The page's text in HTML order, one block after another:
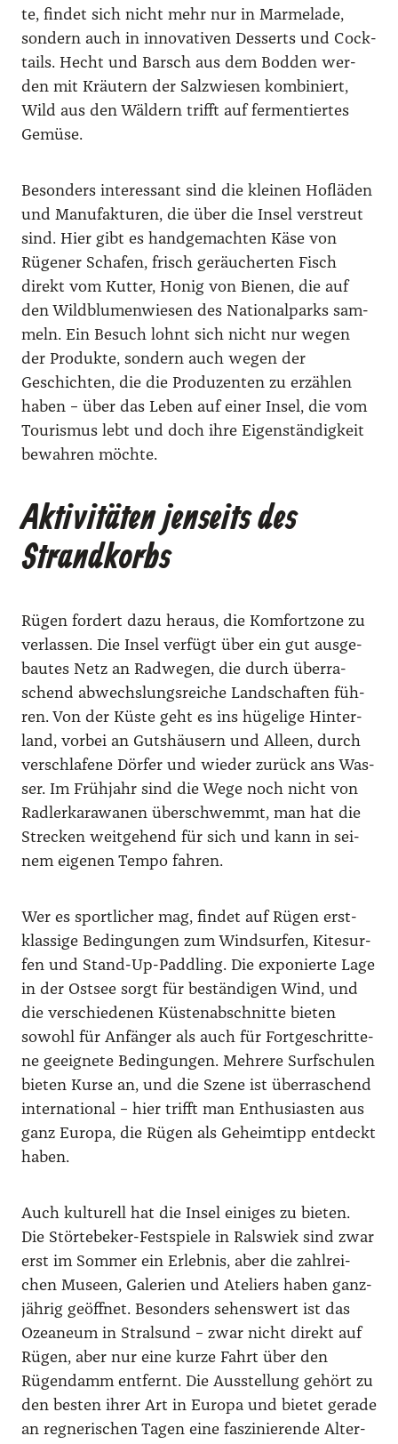
te, fin­det sich nicht mehr nur in Mar­me­la­de,
son­dern auch in inno­va­ti­ven Des­serts und Cock­
tails. Hecht und Barsch aus dem Bod­den wer­
den mit Kräu­tern der Salz­wie­sen kom­bi­niert,
Wild aus den Wäl­dern trifft auf fer­men­tier­tes
Gemü­se.
Beson­ders inter­es­sant sind die klei­nen Hof­lä­den
und Manu­fak­tu­ren, die über die Insel ver­streut
sind. Hier gibt es hand­ge­mach­ten Käse von
Rüge­ner Scha­fen, frisch geräu­cher­ten Fisch
direkt vom Kut­ter, Honig von Bie­nen, die auf
den Wild­blu­men­wie­sen des Natio­nal­parks sam­
meln. Ein Besuch lohnt sich nicht nur wegen
der Pro­duk­te, son­dern auch wegen der
Geschich­ten, die die Pro­du­zen­ten zu erzäh­len
haben – über das Leben auf einer Insel, die vom
Tou­ris­mus lebt und doch ihre Eigen­stän­dig­keit
bewah­ren möch­te.
Aktivitäten jenseits des
Strandkorbs
Rügen for­dert dazu her­aus, die Kom­fort­zo­ne zu
ver­las­sen. Die Insel ver­fügt über ein gut aus­ge­
bau­tes Netz an Rad­we­gen, die durch über­ra­
schend abwechs­lungs­rei­che Land­schaf­ten füh­
ren. Von der Küs­te geht es ins hüge­li­ge Hin­ter­
land, vor­bei an Guts­häu­sern und Alleen, durch
ver­schla­fe­ne Dör­fer und wie­der zurück ans Was­
ser. Im Früh­jahr sind die Wege noch nicht von
Rad­ler­ka­ra­wa­nen über­schwemmt, man hat die
Stre­cken weit­ge­hend für sich und kann in sei­
nem eige­nen Tem­po fah­ren.
Wer es sport­li­cher mag, fin­det auf Rügen erst­
klas­si­ge Bedin­gun­gen zum Wind­sur­fen, Kitesur­
fen und Stand-Up-Paddling. Die expo­nier­te Lage
in der Ost­see sorgt für bestän­di­gen Wind, und
die ver­schie­de­nen Küs­ten­ab­schnit­te bie­ten
sowohl für Anfän­ger als auch für Fort­ge­schrit­te­
ne geeig­ne­te Bedin­gun­gen. Meh­re­re Surf­schu­len
bie­ten Kur­se an, und die Sze­ne ist über­ra­schend
inter­na­tio­nal – hier trifft man Enthu­si­as­ten aus
ganz Euro­pa, die Rügen als Geheim­tipp ent­deckt
haben.
Auch kul­tu­rell hat die Insel eini­ges zu bie­ten.
Die Stör­te­be­ker-Fest­spie­le in Rals­wiek sind zwar
erst im Som­mer ein Erleb­nis, aber die zahl­rei­
chen Muse­en, Gale­rien und Ate­liers haben ganz­
jäh­rig geöff­net. Beson­ders sehens­wert ist das
Ozea­ne­um in Stral­sund – zwar nicht direkt auf
Rügen, aber nur eine kur­ze Fahrt über den
Rügen­damm ent­fernt. Die Aus­stel­lung gehört zu
den bes­ten ihrer Art in Euro­pa und bie­tet gera­de
an reg­ne­ri­schen Tagen eine fas­zi­nie­ren­de Alter­